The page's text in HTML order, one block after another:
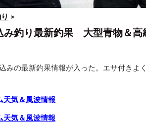
>
み釣り最新釣果 大型青物＆高
みの最新釣果情報が入った。エサ付き
天気＆風波情報
天気＆風波情報